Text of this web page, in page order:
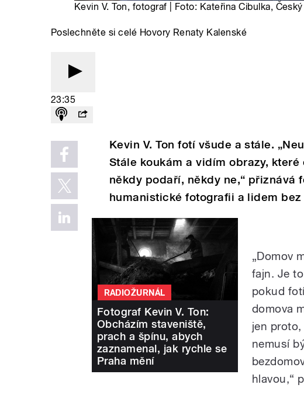
Kevin V. Ton, fotograf | Foto: Kateřina Cibulka,
Poslechněte si celé Hovory Renaty Kalenské
23:35
Kevin V. Ton fotí všude a stále.
Stále koukám a vidím obrazy,
někdy podaří, někdy ne,“ přiznává
humanistické fotografii a lidem bez
RADIOŽURNÁL
Fotograf Kevin V. Ton:
Obcházím staveniště,
prach a špínu, abych
zaznamenal, jak rychle se
Praha mění
„Domov
fajn. Je
pokud
domova
jen
nemusí
hlavou,“